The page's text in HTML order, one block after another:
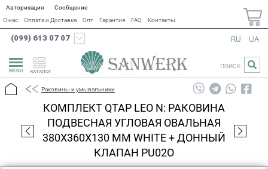
Авторизация
Сообщение
О нас
Оплата и Доставка Опт Гарантия FAQ Контакты
(099) 613 07 07
КАТАЛОГ
RU UA
ПОИСК
Раковины и умывальники
КОМПЛЕКТ QTAP LEO N: РАКОВИНА
ПОДВЕСНАЯ УГЛОВАЯ ОВАЛЬНАЯ
380X360X130 ММ WHITE + ДОННЫЙ
КЛАПАН PU02O